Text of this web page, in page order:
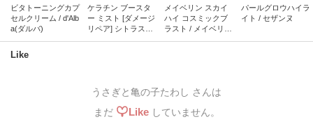
ビタトーニングカプ
セルクリーム / d'Alb
a(ダルバ)
ケラチン ブースタ
ー ミスト [ダメージ
リペア] シトラスサ
メイベリン スカイ
ハイ コスミックブ
ラスト / メイベリン
パールグロウハイラ
イト / セザンヌ
Like
うさぎと亀の子たわし さんは
まだ
Likeしていません。